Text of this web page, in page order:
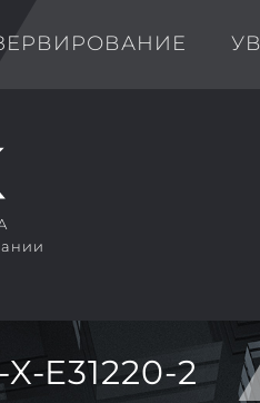
X-E31220-2